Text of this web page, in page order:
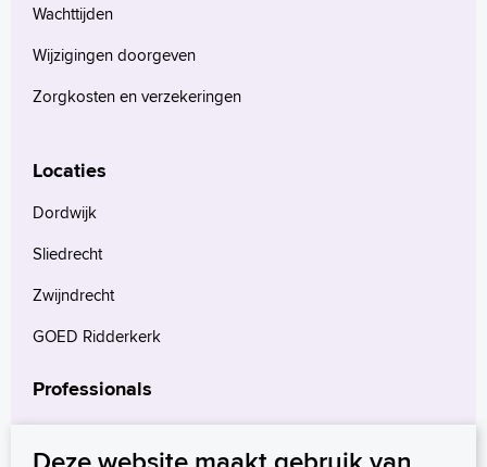
Wachttijden
Wijzigingen doorgeven
Zorgkosten en verzekeringen
Locaties
Dordwijk
Sliedrecht
Zwijndrecht
GOED Ridderkerk
Professionals
Verwijzers